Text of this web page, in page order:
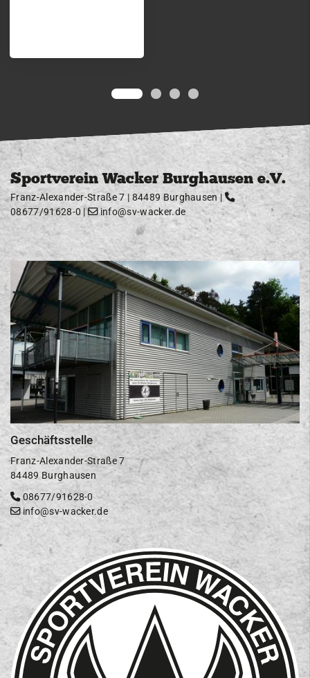
Sportverein Wacker Burghausen e.V.
Franz-Alexander-Straße 7 | 84489 Burghausen |
08677/91628-0 | info@sv-wacker.de
Geschäftsstelle
Franz-Alexander-Straße 7
84489 Burghausen
08677/91628-0
info@sv-wacker.de